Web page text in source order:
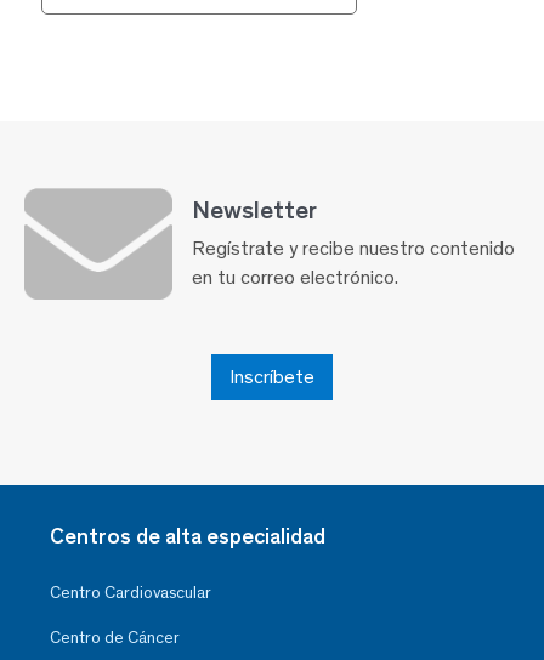
Newsletter
Regístrate y recibe nuestro contenido
en tu correo electrónico.
Inscríbete
Centros de alta especialidad
Centro Cardiovascular
Centro de Cáncer